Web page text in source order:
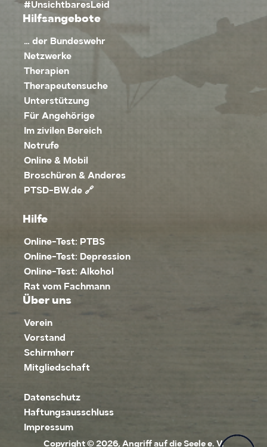
#UnsichtbaresLeid
Hilfsangebote
… der Bundeswehr
Netzwerke
Therapien
Therapeutensuche
Unterstützung
Für Angehörige
Im zivilen Bereich
Notrufe
Online & Mobil
Broschüren & Anderes
PTSD-BW.de 🔗
Hilfe
Online-Test: PTBS
Online-Test: Depression
Online-Test: Alkohol
Rat vom Fachmann
Über uns
Verein
Vorstand
Schirmherr
Mitgliedschaft
Datenschutz
Haftungsausschluss
Impressum
Copyright © 2026, Angriff auf die Seele e. V.